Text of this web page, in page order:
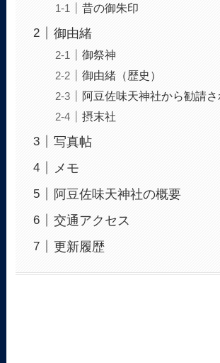
昔の御朱印
御由緒
御祭神
御由緒（歴史）
阿豆佐味天神社から勧請
摂末社
写真帖
メモ
阿豆佐味天神社の概要
交通アクセス
更新履歴